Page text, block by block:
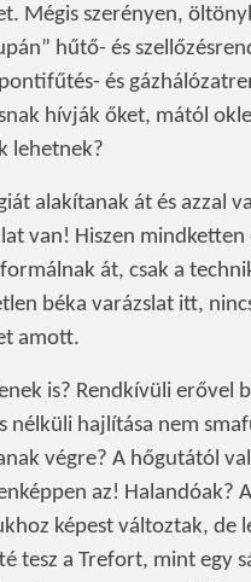
Mégis szerényen,
hűtő- és
és
hívják őket, mától
lehetnek?
alakítanak át és azzal
van! Hiszen mindketten
át, csak a
béka varázslat itt,
amott.
is? Rendkívüli erővel
nélküli hajlítása nem
végre? A hőgutától
az! Halandóak? A
képest változtak, de
tesz a Trefort, mint egy